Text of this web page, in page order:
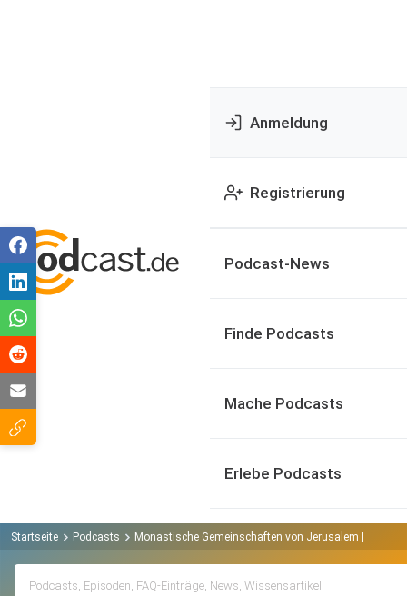
Anmeldung
Registrierung
Podcast-News
Finde Podcasts
Mache Podcasts
Erlebe Podcasts
Startseite Podcasts Monastische Gemeinschaften von Jerusalem | Köln